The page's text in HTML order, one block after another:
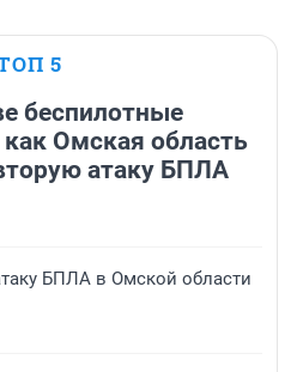
5
беспилотные
как Омская область
атаку БПЛА
БПЛА в Омской области